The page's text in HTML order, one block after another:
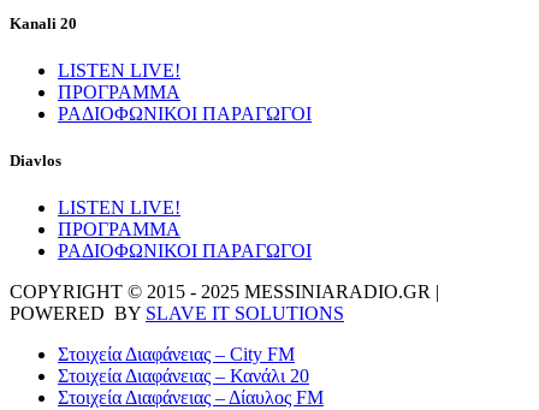
Kanali 20
LISTEN LIVE!
ΠΡΟΓΡΑΜΜΑ
ΡΑΔΙΟΦΩΝΙΚΟΙ ΠΑΡΑΓΩΓΟΙ
Diavlos
LISTEN LIVE!
ΠΡΟΓΡΑΜΜΑ
ΡΑΔΙΟΦΩΝΙΚΟΙ ΠΑΡΑΓΩΓΟΙ
COPYRIGHT © 2015 - 2025 MESSINIARADIO.GR |
POWERED BY SLAVE IT SOLUTIONS
Στοιχεία Διαφάνειας – City FM
Στοιχεία Διαφάνειας – Κανάλι 20
Στοιχεία Διαφάνειας – Δίαυλος FM